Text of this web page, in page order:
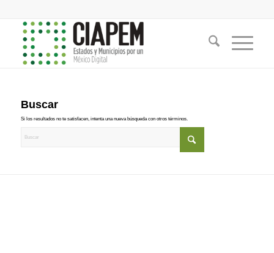
Buscar
Si los resultados no te satisfacen, intenta una nueva búsqueda con otros términos.